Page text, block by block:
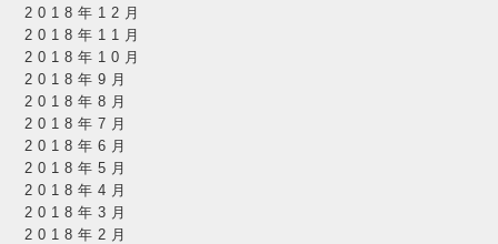
2018年12月
2018年11月
2018年10月
2018年9月
2018年8月
2018年7月
2018年6月
2018年5月
2018年4月
2018年3月
2018年2月